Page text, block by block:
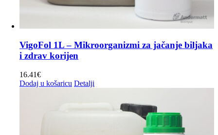
VigoFol 1L – Mikroorganizmi za jačanje biljaka
i zdrav korijen
16.41€
Dodaj u košaricu Detalji